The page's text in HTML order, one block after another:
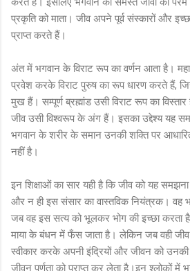
प्रकृति को माता। जीव अपने पूर्व संस्कारों और
प्राप्त करते हैं।
अंत में भगवान के विराट रूप का वर्णन आता है।
प्रवेश करके विराट पुरुष का रूप धारण करते हैं,
मुख हैं। सम्पूर्ण ब्रह्मांड उसी विराट रूप का
जीव उसी विश्वरूप के अंग हैं। इसका उद्देश्य यह
भगवान के शरीर के समान उनकी शक्ति पर
नहीं है।
इन शिक्षाओं का सार यही है कि जीव को यह समझना
और न ही इस संसार का वास्तविक नियंत्रक।
जब वह इस सत्य को भूलकर भोग की इच्छा करता
माया के बंधन में फँस जाता है। लेकिन जब वही जीव
स्वीकार करके अपनी इंद्रियों और जीवन को
जीवन पूर्णता को प्राप्त कर लेता है।इन श्लोकों में